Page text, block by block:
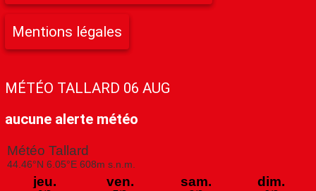
Mentions légales
MÉTÉO TALLARD 06 AUG
aucune alerte météo